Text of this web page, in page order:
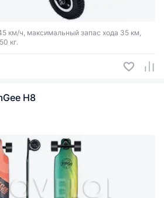
км/ч, максимальный запас хода 35 км,
кг.
H8